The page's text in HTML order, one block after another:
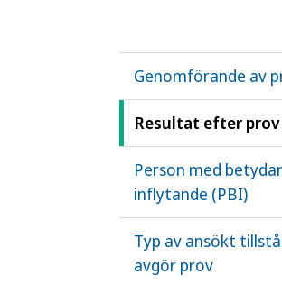
Genomförande av
Resultat efter prov
Person med
inflytande (PBI)
Typ av ansökt
avgör prov